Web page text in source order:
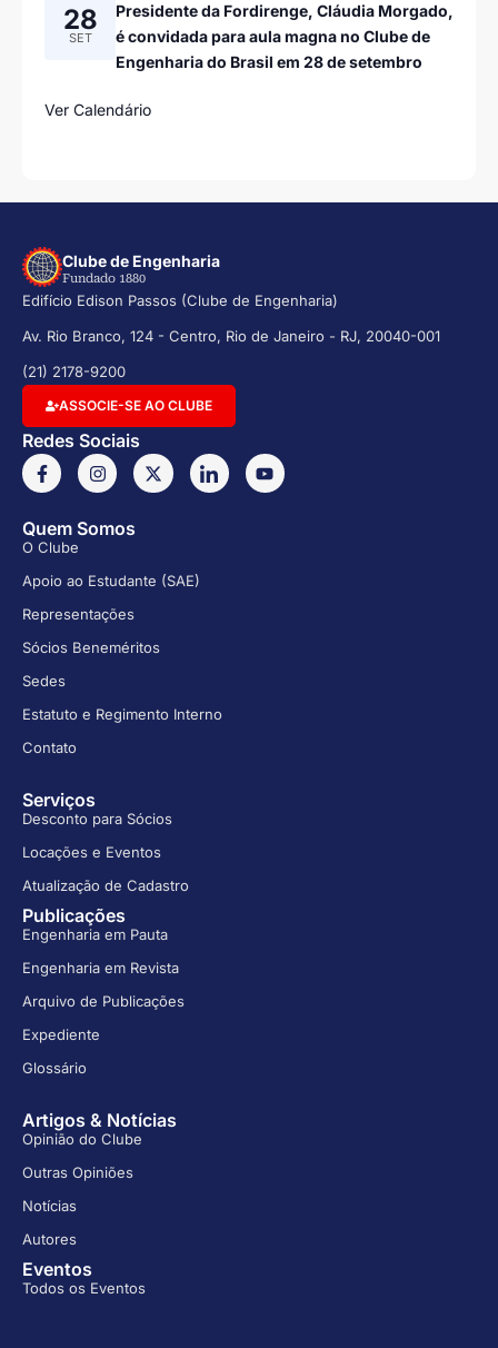
SET
28
Presidente da Fordirenge, Cláudia Morgado,
é convidada para aula magna no Clube de
Engenharia do Brasil em 28 de setembro
Ver Calendário
Clube de Engenharia
Fundado 1880
Edifício Edison Passos (Clube de Engenharia)
Av. Rio Branco, 124 - Centro, Rio de Janeiro - RJ, 20040-001
(21) 2178-9200
ASSOCIE-SE AO CLUBE
Redes Sociais
Quem Somos
O Clube
Apoio ao Estudante (SAE)
Representações
Sócios Beneméritos
Sedes
Estatuto e Regimento Interno
Contato
Serviços
Desconto para Sócios
Locações e Eventos
Atualização de Cadastro
Publicações
Engenharia em Pauta
Engenharia em Revista
Arquivo de Publicações
Expediente
Glossário
Artigos & Notícias
Opinião do Clube
Outras Opiniões
Notícias
Autores
Eventos
Todos os Eventos